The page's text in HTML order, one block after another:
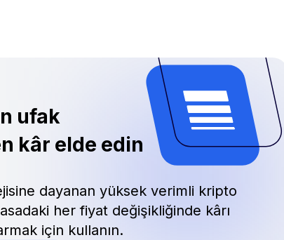
ufak
kâr elde edin
dayanan yüksek verimli kripto
her fiyat değişikliğinde kârı
için kullanın.